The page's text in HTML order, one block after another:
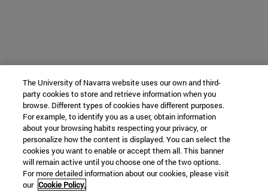
The University of Navarra website uses our own and third-
party cookies to store and retrieve information when you
browse. Different types of cookies have different purposes.
For example, to identify you as a user, obtain information
about your browsing habits respecting your privacy, or
personalize how the content is displayed. You can select the
cookies you want to enable or accept them all. This banner
will remain active until you choose one of the two options.
For more detailed information about our cookies, please visit
our Cookie Policy.